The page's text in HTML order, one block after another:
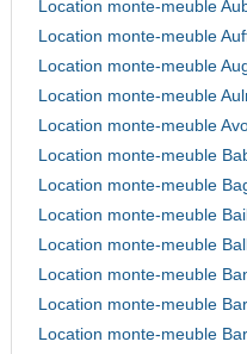
Location monte-meuble
Location monte-meuble
Location monte-meuble
Location monte-meuble
Location monte-meuble
Location monte-meuble
Location monte-meuble
Location monte-meuble
Location monte-meuble
Location monte-meuble
Location monte-meuble
Location monte-meuble